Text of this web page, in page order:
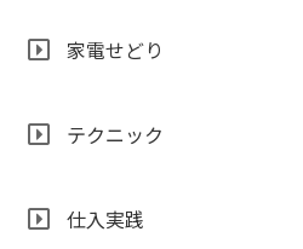
家電せどり
テクニック
仕入実践